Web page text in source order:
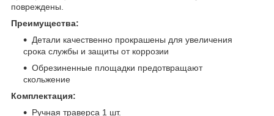
повреждены.
Преимущества:
Детали качественно прокрашены для увеличения
срока службы и защиты от коррозии
Обрезиненные площадки предотвращают
скольжение
Комплектация:
Ручная траверса 1 шт.